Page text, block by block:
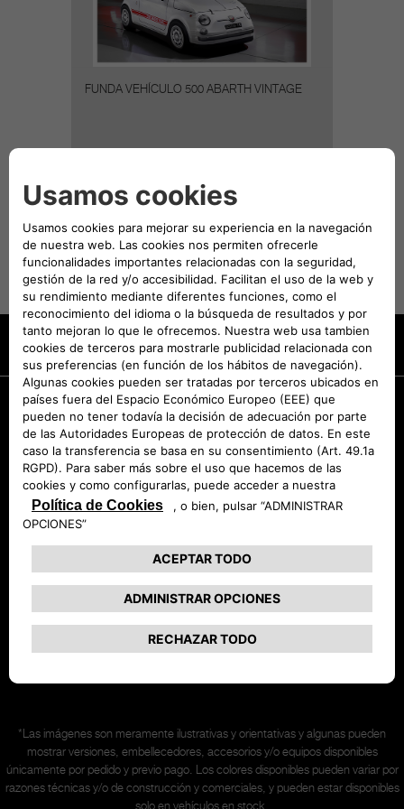
FUNDA VEHÍCULO 500 ABARTH VINTAGE
DESCARGAR CATÁLOGO
El precio de los Accesorios
presentados no incluye el coste de
montaje
Promociones
Solicita una prueba
Coches de entrega inmediata
Síganos en
*Las imágenes son meramente ilustrativas y orientativas y algunas pueden
mostrar versiones, embellecedores, accesorios y/o equipos disponibles
únicamente por pedido y previo pago. Los colores disponibles pueden variar por
razones técnicas y/o de construcción y comerciales, y pueden estar disponibles